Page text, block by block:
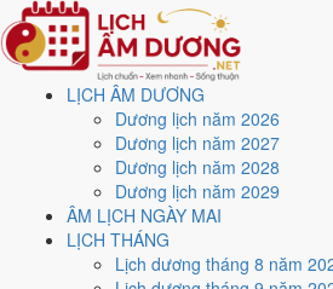
LỊCH ÂM DƯƠNG
Dương lịch năm 2026
Dương lịch năm 2027
Dương lịch năm 2028
Dương lịch năm 2029
ÂM LỊCH NGÀY MAI
LỊCH THÁNG
Lịch dương tháng 8 năm
Trang chủ
Lịch năm 2026
Tháng 11/2026
Ngày 23/11/2026 (Tân Sửu)
Xem ngày23/11/